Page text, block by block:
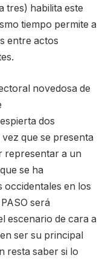
tres) habilita este
tiempo permite a
entre actos
novedosa de
dos
que se presenta
representar a un
se ha
occidentales en los
será
escenario de cara a
ser su principal
resta saber si lo